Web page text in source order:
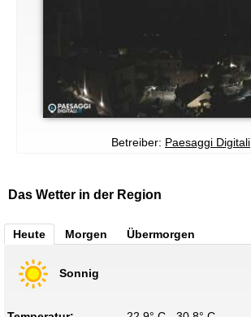
Betreiber: Paesaggi Digitali
Das Wetter in der Region
Heute Morgen Übermorgen
Sonnig